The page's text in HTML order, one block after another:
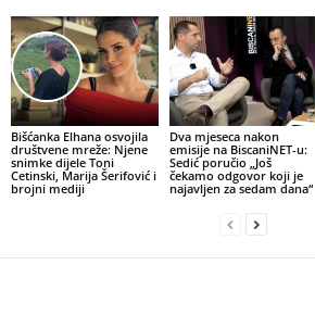
Bišćanka Elhana osvojila
društvene mreže: Njene
snimke dijele Toni
Cetinski, Marija Šerifović i
brojni mediji
Dva mjeseca nakon
emisije na BiscaniNET-u:
Sedić poručio „Još
čekamo odgovor koji je
najavljen za sedam dana“